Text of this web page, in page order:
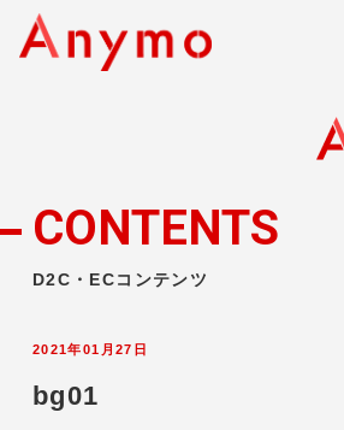
私たちについて
CONTENTS
D2C・ECコンテンツ
2021年01月27日
bg01